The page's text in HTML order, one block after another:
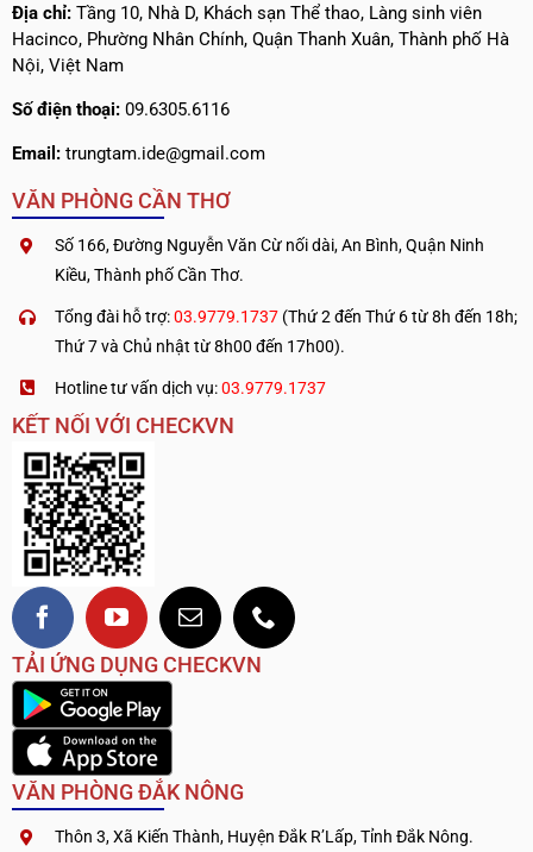
Địa chỉ: Tầng 10, Nhà D, Khách sạn Thể thao, Làng sinh viên
Hacinco, Phường Nhân Chính, Quận Thanh Xuân, Thành phố Hà
Nội, Việt Nam
Số điện thoại: 09.6305.6116
Email: trungtam.ide@gmail.com
VĂN PHÒNG CẦN THƠ
Số 166, Đường Nguyễn Văn Cừ nối dài, An Bình, Quận Ninh
Kiều, Thành phố Cần Thơ.
Tổng đài hỗ trợ:03.9779.1737 (Thứ 2 đến Thứ 6 từ 8h đến 18h;
Thứ 7 và Chủ nhật từ 8h00 đến 17h00).
Hotline tư vấn dịch vụ:03.9779.1737
KẾT NỐI VỚI CHECKVN
TẢI ỨNG DỤNG CHECKVN
VĂN PHÒNG ĐẮK NÔNG
Thôn 3, Xã Kiến Thành, Huyện Đắk R’Lấp, Tỉnh Đắk Nông.